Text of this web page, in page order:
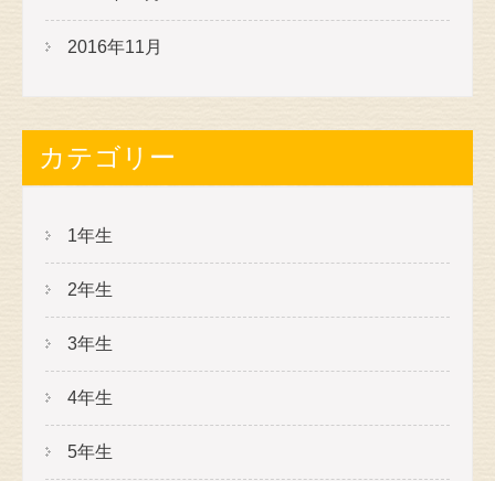
2016年11月
カテゴリー
1年生
2年生
3年生
4年生
5年生